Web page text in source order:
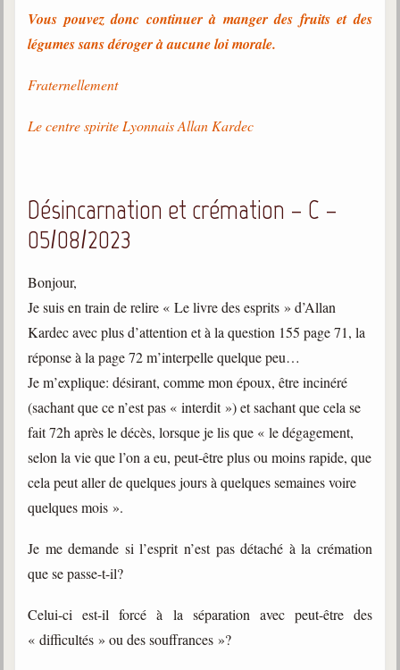
Vous pouvez donc continuer à manger des fruits et des
légumes sans déroger à aucune loi morale.
Fraternellement
Le centre spirite Lyonnais Allan Kardec
Désincarnation et crémation – C –
05/08/2023
Bonjour,
Je suis en train de relire « Le livre des esprits » d’Allan
Kardec avec plus d’attention et à la question 155 page 71, la
réponse à la page 72 m’interpelle quelque peu…
Je m’explique: désirant, comme mon époux, être incinéré
(sachant que ce n’est pas « interdit ») et sachant que cela se
fait 72h après le décès, lorsque je lis que « le dégagement,
selon la vie que l’on a eu, peut-être plus ou moins rapide, que
cela peut aller de quelques jours à quelques semaines voire
quelques mois ».
Je me demande si l’esprit n’est pas détaché à la crémation
que se passe-t-il?
Celui-ci est-il forcé à la séparation avec peut-être des
« difficultés » ou des souffrances »?